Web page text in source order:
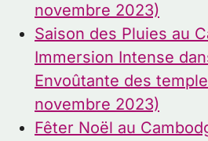
novembre 2023)
Saison des Pluies au
Immersion Intense
Envoûtante des
novembre 2023)
Fêter Noël au